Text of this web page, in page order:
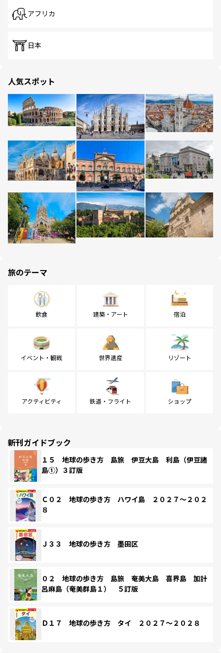
アフリカ
日本
人気スポット
旅のテーマ
飲食 建築・アート 宿泊
イベント・観戦 世界遺産 リゾート
アクティビティ 鉄道・フライト ショップ
新刊ガイドブック
１５ 地球の歩き方 島旅 伊豆大島 利島（伊豆諸
島①）３訂版
Ｃ０２ 地球の歩き方 ハワイ島 ２０２７～２０２
８
Ｊ３３ 地球の歩き方 墨田区
０２ 地球の歩き方 島旅 奄美大島 喜界島 加計
呂麻島（奄美群島１） ５訂版
Ｄ１７ 地球の歩き方 タイ ２０２７～２０２８